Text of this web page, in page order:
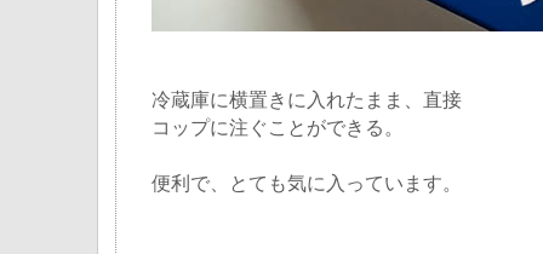
冷蔵庫に横置きに入れたまま、直接
コップに注ぐことができる。
便利で、とても気に入っています。